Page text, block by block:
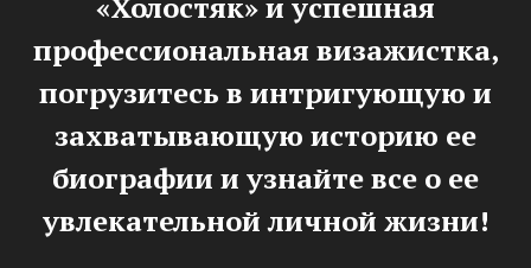
профессиональная визажистка,
погрузитесь в интригующую и
захватывающую историю ее
биографии и узнайте все о ее
увлекательной личной жизни!